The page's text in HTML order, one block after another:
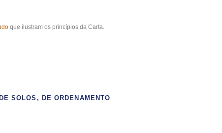
que ilustram os princípios da Carta.
SOLOS, DE ORDENAMENTO